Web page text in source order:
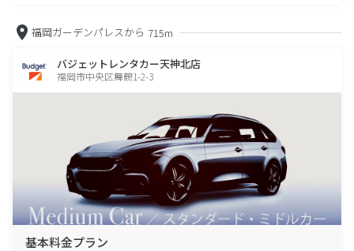
福岡ガーデンパレスから 715m
バジェットレンタカー天神北店
福岡市中央区舞鶴1-2-3
基本料金プラン